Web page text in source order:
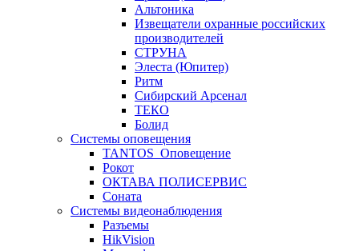
Альтоника
Извещатели охранные российских
производителей
СТРУНА
Элеста (Юпитер)
Ритм
Сибирский Арсенал
ТЕКО
Болид
Системы оповещения
TANTOS_Оповещение
Рокот
ОКТАВА ПОЛИСЕРВИС
Соната
Системы видеонаблюдения
Разъемы
HikVision